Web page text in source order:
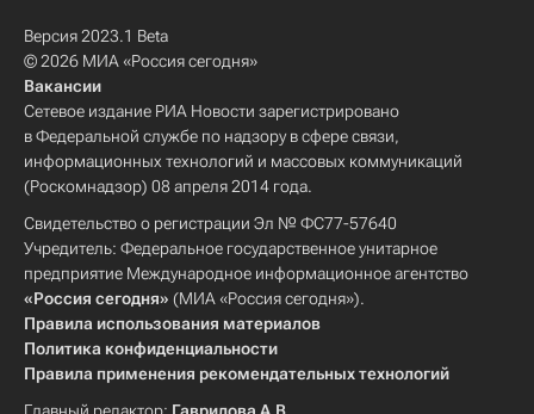
Версия 2023.1 Beta
© 2026 МИА «Россия сегодня»
Вакансии
Сетевое издание РИА Новости зарегистрировано
в Федеральной службе по надзору в сфере связи,
информационных технологий и массовых коммуникаций
(Роскомнадзор) 08 апреля 2014 года.
Свидетельство о регистрации Эл № ФС77-57640
Учредитель: Федеральное государственное унитарное
предприятие Международное информационное агентство
«Россия сегодня» (МИА «Россия сегодня»).
Правила использования материалов
Политика конфиденциальности
Правила применения рекомендательных технологий